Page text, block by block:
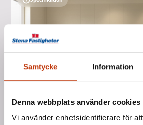
Samtycke Information
Denna webbplats använder cookies
Vi använder enhetsidentifierare för